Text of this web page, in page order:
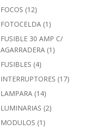
FOCOS (12)
FOTOCELDA (1)
FUSIBLE 30 AMP C/
AGARRADERA (1)
FUSIBLES (4)
INTERRUPTORES (17)
LAMPARA (14)
LUMINARIAS (2)
MODULOS (1)